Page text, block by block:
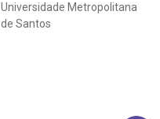
Universidade Metropolitana
de Santos